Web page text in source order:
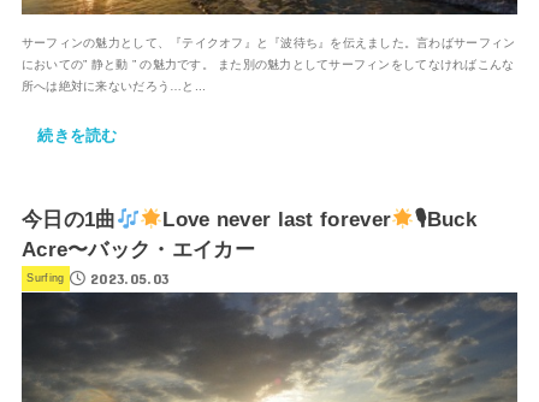
サーフィンの魅力として、『テイクオフ』と『波待ち』を伝えました。言わばサーフィン
においての” 静と動 ” の魅力です。 また別の魅力としてサーフィンをしてなければこんな
所へは絶対に来ないだろう…と...
続きを読む
今日の1曲 Love never last forever
🎙Buck
Acre〜バック・エイカー
Surfing 2023.05.03